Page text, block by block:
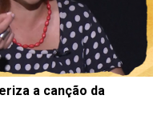
a canção da